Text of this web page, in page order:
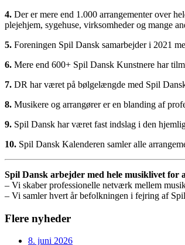
4. Der er mere end 1.000 arrangementer over
plejehjem, sygehuse, virksomheder og mange
5. Foreningen Spil Dansk samarbejder i 2021
6. Mere end 600+ Spil Dansk Kunstnere har
7. DR har været på bølgelængde med Spil
8. Musikere og arrangører er en blanding af
9. Spil Dansk har været fast indslag i den
10. Spil Dansk Kalenderen samler alle
Spil Dansk arbejder med hele musiklivet for
– Vi skaber professionelle netværk mellem
– Vi samler hvert år befolkningen i fejring af
Flere nyheder
8. juni 2026